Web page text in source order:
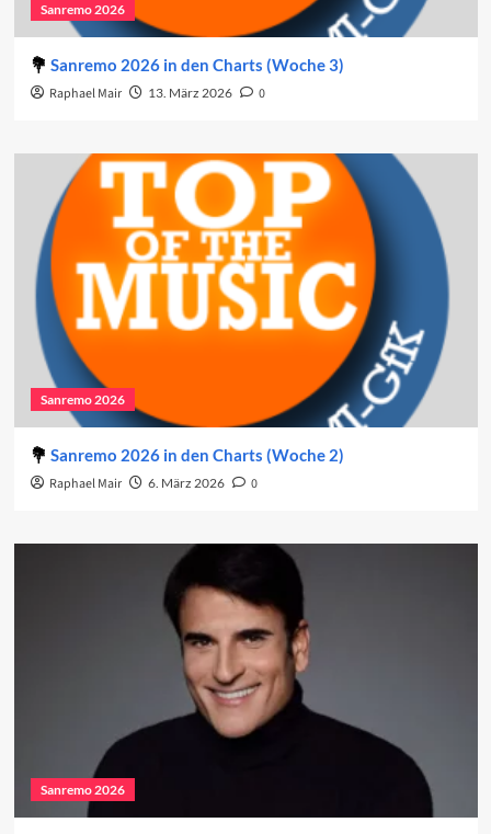
Sanremo 2026
Sanremo 2026 in den Charts (Woche 3)
Raphael Mair 13. März 2026 0
Sanremo 2026
Sanremo 2026 in den Charts (Woche 2)
Raphael Mair 6. März 2026 0
Sanremo 2026